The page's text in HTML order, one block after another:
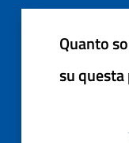
Quanto
su